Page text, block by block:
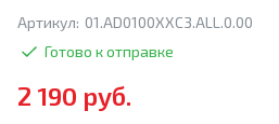
Артикул: 01.AD0100XXC3.ALL.0.00
Готово к отправке
2 190 руб.